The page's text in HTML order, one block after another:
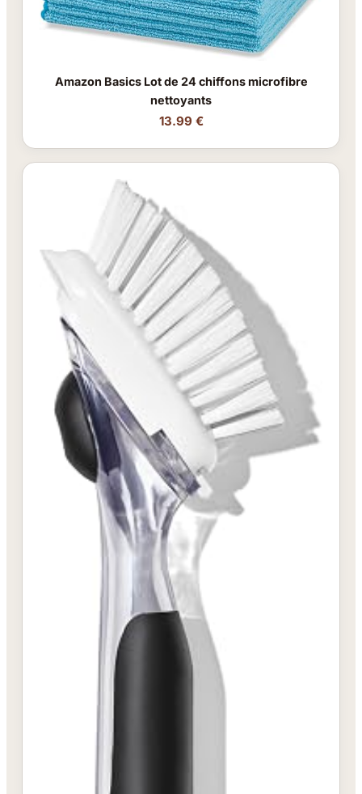
Amazon Basics Lot de 24 chiffons microfibre
nettoyants
13.99 €